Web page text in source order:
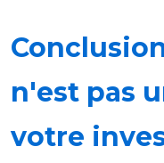
n'est pas
votre